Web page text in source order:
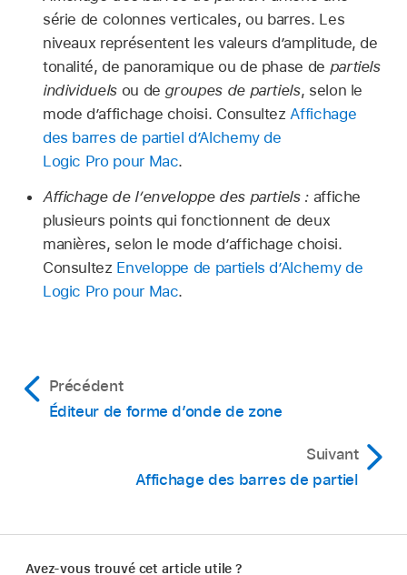
série de colonnes verticales, ou barres. Les
niveaux représentent les valeurs d’amplitude, de
tonalité, de panoramique ou de phase de partiels
individuelsou de groupes de partiels, selon le
mode d’affichage choisi. ConsultezAffichage
des barres de partiel d’Alchemy de
Logic Pro pour Mac.
Affichage de l’enveloppe des partiels :affiche
plusieurs points qui fonctionnent de deux
manières, selon le mode d’affichage choisi.
Consultez Enveloppe de partiels d’Alchemy de
Logic Pro pour Mac.
Précédent
Éditeur de forme d’onde de zone
Suivant
Affichage des barres de partiel
Avez-vous trouvé cet article utile ?